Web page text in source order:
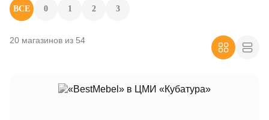
ВСЕ 0 1 2 3
20 магазинов из 54